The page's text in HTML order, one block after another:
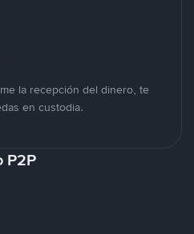
la recepción del dinero, te
en custodia.
P2P